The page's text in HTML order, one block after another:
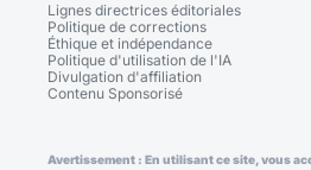
Lignes directrices éditoriales
Politique de corrections
Éthique et indépendance
Politique d'utilisation de l'IA
Divulgation d'affiliation
Contenu Sponsorisé
Avertissement : En utilisant ce site, vous